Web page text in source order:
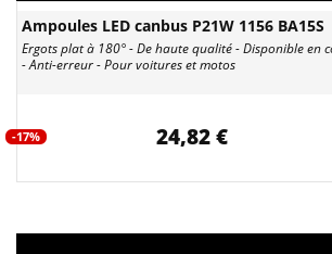
Ampoules LED canbus P21W 1156 BA15S
Ergots plat à 180° - De haute qualité - Disponible en
- Anti-erreur - Pour voitures et motos
-17% 24,82 €